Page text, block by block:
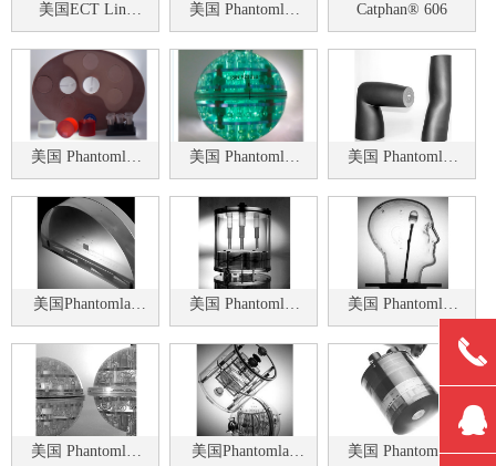
美国ECT Line
Source Phantom
美国 Phantomlab
CCT162 COPD肺
模体II
Catphan® 606
美国 Phantomlab
肝脏模体CCT288
美国 Phantomlab
MRI 性能测试模
体 Magphan®128
（EMR128）
美国 Phantomlab
躯干模体
美国Phantomlab
乳腺机
TOMOPHAN®图
像质量模体
美国 Phantomlab
ECT/SPECT/PET™
PHANTOMS模体
美国 Phantomlab
RSVP Phantom™
头部模体
美国 Phantomlab
美国Phantomlab
美国 Phantomlab
끅
뀩